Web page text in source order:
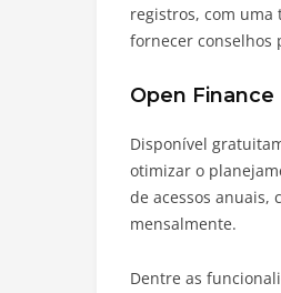
registros, com uma
fornecer conselhos
Open Finance
Disponível
otimizar o
de acessos anuais,
mensalmente.
Dentre as